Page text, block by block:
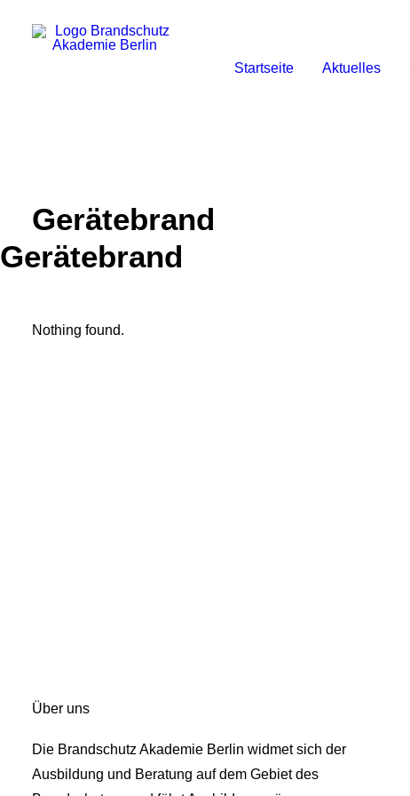
Startseite Aktuelles
Gerätebrand
Gerätebrand
Nothing found.
Über uns
Die Brandschutz Akademie Berlin widmet sich der
Ausbildung und Beratung auf dem Gebiet des